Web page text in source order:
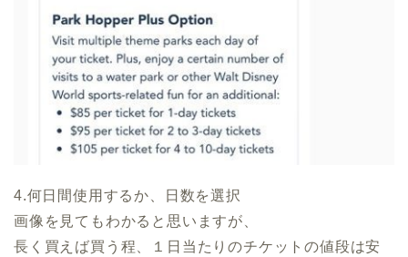
4.何日間使用するか、日数を選択
画像を見てもわかると思いますが、
長く買えば買う程、１日当たりのチケットの値段は安